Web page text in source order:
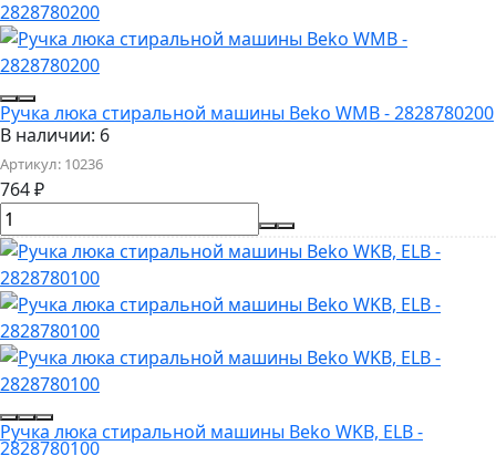
Ручка люка стиральной машины Beko WMB - 2828780200
В наличии: 6
Артикул: 10236
764₽
Ручка люка стиральной машины Beko WKB, ELB -
2828780100